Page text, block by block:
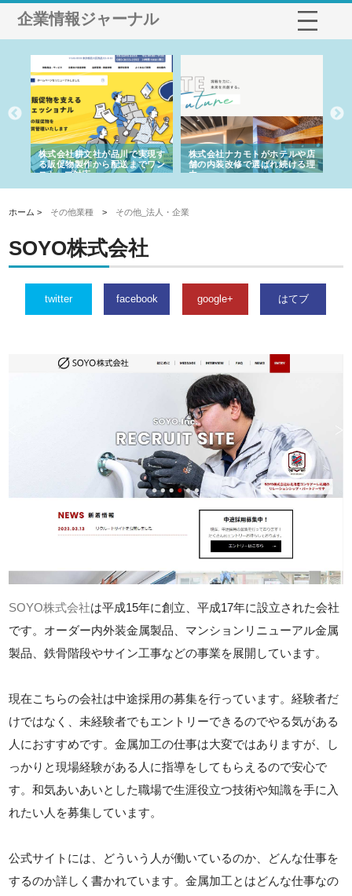
企業情報ジャーナル
株式会社耕文社が品川で実現す
る販促物製作から配送までワン
ストップ対応
株式会社ナカモトがホテルや店
舗の内装改修で選ばれ続ける理
由
ホーム > その他業種 > その他_法人・企業
SOYO株式会社
twitter facebook google+ はてブ
SOYO株式会社は平成15年に創立、平成17年に設立された会社
です。オーダー内外装金属製品、マンションリニューアル金属
製品、鉄骨階段やサイン工事などの事業を展開しています。
現在こちらの会社は中途採用の募集を行っています。経験者だ
けではなく、未経験者でもエントリーできるのでやる気がある
人におすすめです。金属加工の仕事は大変ではありますが、し
っかりと現場経験がある人に指導をしてもらえるので安心で
す。和気あいあいとした職場で生涯役立つ技術や知識を手に入
れたい人を募集しています。
公式サイトには、どういう人が働いているのか、どんな仕事を
するのか詳しく書かれています。金属加工とはどんな仕事なの